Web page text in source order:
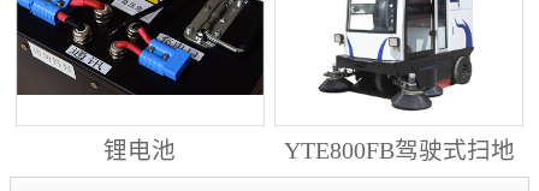
锂电池
YTE800FB驾驶式扫地